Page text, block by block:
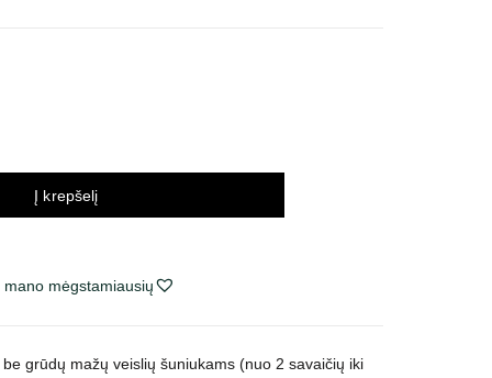
Į krepšelį
mėgstamiausių
grūdų mažų veislių šuniukams (nuo 2 savaičių iki